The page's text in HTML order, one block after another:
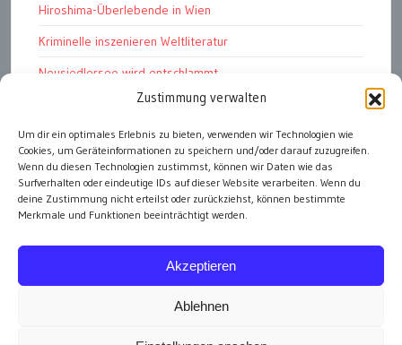
Zustimmung verwalten
Um dir ein optimales Erlebnis zu bieten, verwenden wir Technologien wie
Cookies, um Geräteinformationen zu speichern und/oder darauf zuzugreifen.
Wenn du diesen Technologien zustimmst, können wir Daten wie das
Surfverhalten oder eindeutige IDs auf dieser Website verarbeiten. Wenn du
deine Zustimmung nicht erteilst oder zurückziehst, können bestimmte
Merkmale und Funktionen beeinträchtigt werden.
Akzeptieren
Ablehnen
Hiroshima-Überlebende in Wien
Kriminelle inszenieren Weltliteratur
Neusiedlersee wird entschlammt
TKG wünscht besinnliches Weihnachtsfest
Fußball WM 2026: „historisch“
Die Wichtigen
alle Artikel